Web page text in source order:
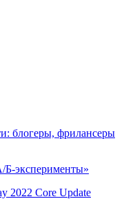
блогеры, фрилансеры
Б-эксперименты»
2022 Core Update